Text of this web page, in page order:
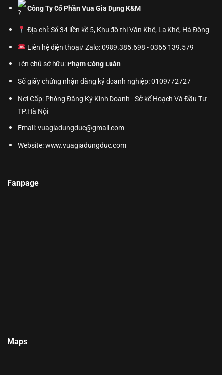
Công Ty Cổ Phần Vua Gia Dụng K&M
Địa chỉ: Số 34 liền kề 5, Khu đô thị Văn Khê, La Khê, Hà Đông
Liên hệ điện thoại/ Zalo: 0989.385.698 - 0365.139.579
Tên chủ sở hữu:Phạm Công Luân
Số giấy chứng nhận đăng ký doanh nghiệp: 0109772727
Nơi Cấp: Phòng Đăng Ký Kinh Doanh - Sở kế Hoạch Và Đầu Tư
TP.Hà Nội
Email: vuagiadungduc@gmail.com
Website:www.vuagiadungduc.com
Fanpage
Maps